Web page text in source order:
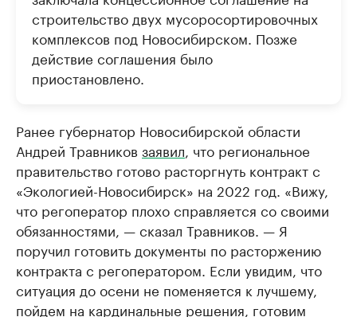
строительство двух мусоросортировочных
комплексов под Новосибирском. Позже
действие соглашения было
приостановлено.
Ранее губернатор Новосибирской области
Андрей Травников заявил , что региональное
правительство готово расторгнуть контракт с
«Экологией-Новосибирск» на 2022 год. «Вижу,
что регоператор плохо справляется со своими
обязанностями, — сказал Травников. — Я
поручил готовить документы по расторжению
контракта с регоператором. Если увидим, что
ситуация до осени не поменяется к лучшему,
пойдем на кардинальные решения, готовим